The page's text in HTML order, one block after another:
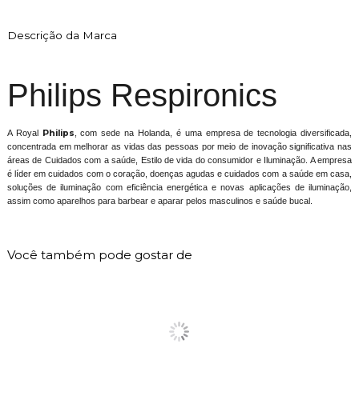
Descrição da Marca
Philips Respironics
A Royal Philips , com sede na Holanda, é uma empresa de tecnologia diversificada,
concentrada em melhorar as vidas das pessoas por meio de inovação significativa nas
áreas de Cuidados com a saúde, Estilo de vida do consumidor e Iluminação. A empresa
é líder em cuidados com o coração, doenças agudas e cuidados com a saúde em casa,
soluções de iluminação com eficiência energética e novas aplicações de iluminação,
assim como aparelhos para barbear e aparar pelos masculinos e saúde bucal.
Você também pode gostar de